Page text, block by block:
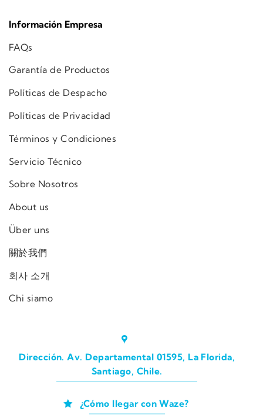
Información Empresa
FAQs
Garantía de Productos
Políticas de Despacho
Políticas de Privacidad
Términos y Condiciones
Servicio Técnico
Sobre Nosotros
About us
Über uns
關於我們
회사 소개
Chi siamo
Dirección. Av. Departamental 01595, La Florida,
Santiago, Chile.
¿Cómo llegar con Waze?